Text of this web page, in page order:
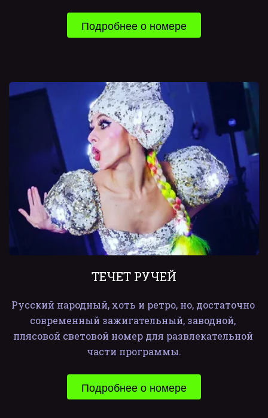
Подробнее о номере
ТЕЧЕТ РУЧЕЙ
Русский народный, хоть и ретро, но, достаточно
современный зажигательный, заводной,
плясовой световой номер для развлекательной
части программы.
Подробнее о номере